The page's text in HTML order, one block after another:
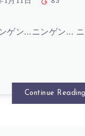
ゲン…ニンゲン…
Continue Reading